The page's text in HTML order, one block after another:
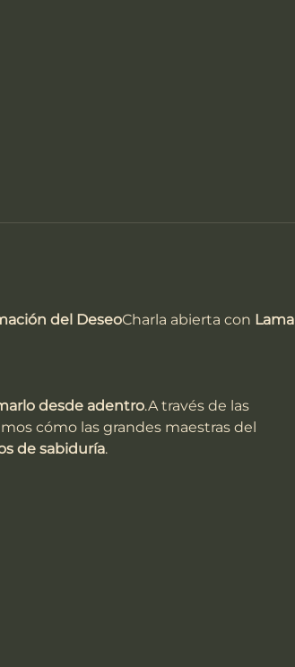
del DeseoCharla abierta con Lama
desde adentro.A través de las
cómo las grandes maestras del
de sabiduría.